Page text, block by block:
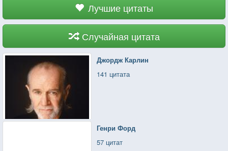
Лучшие цитаты
Случайная цитата
Джордж Карлин
141 цитата
Генри Форд
57 цитат